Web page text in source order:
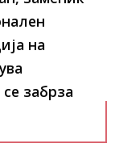
на
забрза